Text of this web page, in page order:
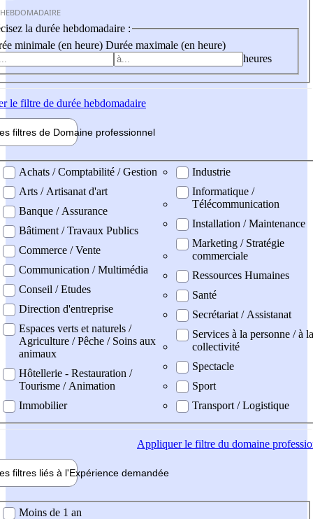
la durée hebdomadaire :
minimale (en heure) Durée maximale (en heure)
heures
le filtre de durée hebdomadaire
filtres de Domaine professionnel
professionel
Achats / Comptabilité / Gestion
Arts / Artisanat d'art
Banque / Assurance
Bâtiment / Travaux Publics
Commerce / Vente
Communication / Multimédia
Conseil / Etudes
Direction d'entreprise
Espaces verts et naturels /
Agriculture / Pêche / Soins aux
animaux
Hôtellerie - Restauration /
Tourisme / Animation
Immobilier
Industrie
Informatique /
Télécommunication
Installation / Maintenance
Marketing / Stratégie
commerciale
Ressources Humaines
Santé
Secrétariat / Assistanat
Services à la personne / à la
collectivité
Spectacle
Sport
Transport / Logistique
Appliquerle filtre du domaine
filtres liés à l'Expérience demandée
demandée
Moins de 1 an